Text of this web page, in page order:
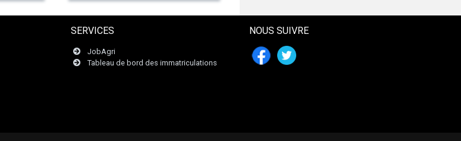
SERVICES
JobAgri
Tableau de bord des immatriculations
NOUS SUIVRE